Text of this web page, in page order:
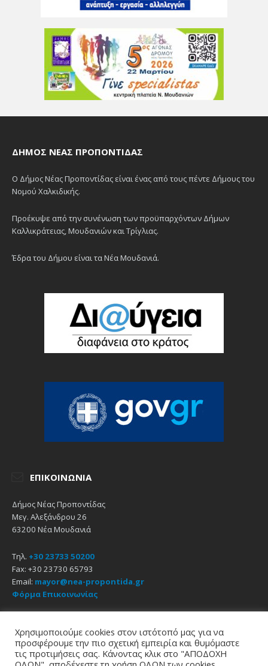
ΔΉΜΟΣ ΝΈΑΣ ΠΡΟΠΟΝΤΊΔΑΣ
Ο Δήμος Νέας Προποντίδας είναι ένας από τους πέντε Δήμους του
Νομού Χαλκιδικής.
Προέκυψε από την συνένωση των προϋπαρχόντων Δήμων
Καλλικράτειας, Μουδανιών και Τρίγλιας.
Έδρα του Δήμου είναι τα Νέα Μουδανιά.
ΕΠΙΚΟΙΝΩΝΊΑ
Δήμος Νέας Προποντίδας
Μεγ. Αλεξάνδρου 26
63200 Νέα Μουδανιά
Τηλ. +30 23733 50200
Fax: +30 23730 65793
Email: mayor@nea-propontida.gr
Φόρμα Επικοινωνίας
EmailFacebookYouTube
Χρησιμοποιούμε cookies στον ιστότοπό μας για να
προσφέρουμε την πιο σχετική εμπειρία και θυμόμαστε
τις προτιμήσεις σας. Κάνοντας κλικ στο "ΑΠΟΔΟΧΗ